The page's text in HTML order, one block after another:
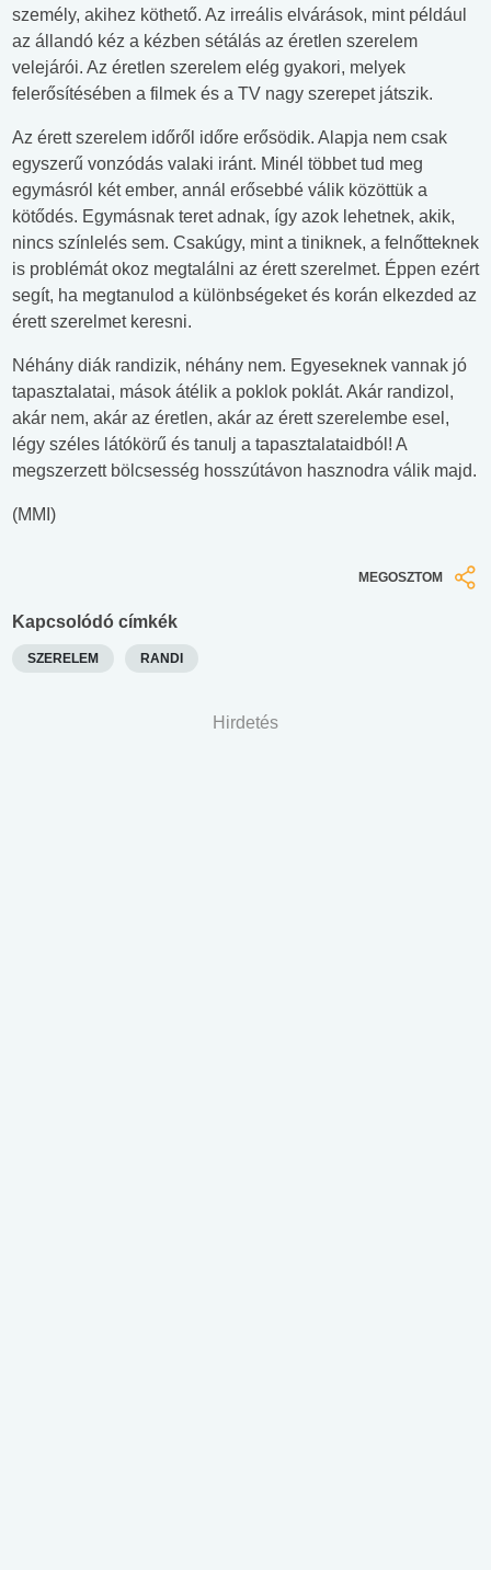
személy, akihez köthető. Az irreális elvárások, mint például
az állandó kéz a kézben sétálás az éretlen szerelem
velejárói. Az éretlen szerelem elég gyakori, melyek
felerősítésében a filmek és a TV nagy szerepet játszik.
Az érett szerelem időről időre erősödik. Alapja nem csak
egyszerű vonzódás valaki iránt. Minél többet tud meg
egymásról két ember, annál erősebbé válik közöttük a
kötődés. Egymásnak teret adnak, így azok lehetnek, akik,
nincs színlelés sem. Csakúgy, mint a tiniknek, a felnőtteknek
is problémát okoz megtalálni az érett szerelmet. Éppen ezért
segít, ha megtanulod a különbségeket és korán elkezded az
érett szerelmet keresni.
Néhány diák randizik, néhány nem. Egyeseknek vannak jó
tapasztalatai, mások átélik a poklok poklát. Akár randizol,
akár nem, akár az éretlen, akár az érett szerelembe esel,
légy széles látókörű és tanulj a tapasztalataidból! A
megszerzett bölcsesség hosszútávon hasznodra válik majd.
(MMI)
MEGOSZTOM
Kapcsolódó címkék
SZERELEM RANDI
Hirdetés